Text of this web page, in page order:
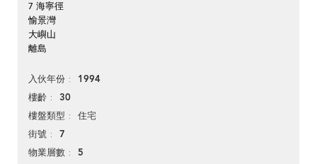
7 海寧徑
愉景灣
大嶼山
離島
入伙年份 1994
樓齡 30
樓盤類型 住宅
街號 7
物業層數 5